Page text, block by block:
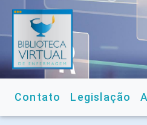
Contato Legislação